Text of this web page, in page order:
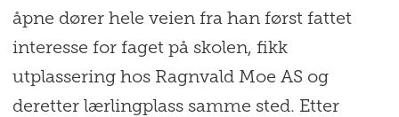
åpne dører hele veien fra han først fattet
interesse for faget på skolen, fikk
utplassering hos Ragnvald Moe AS og
deretter lærlingplass samme sted. Etter